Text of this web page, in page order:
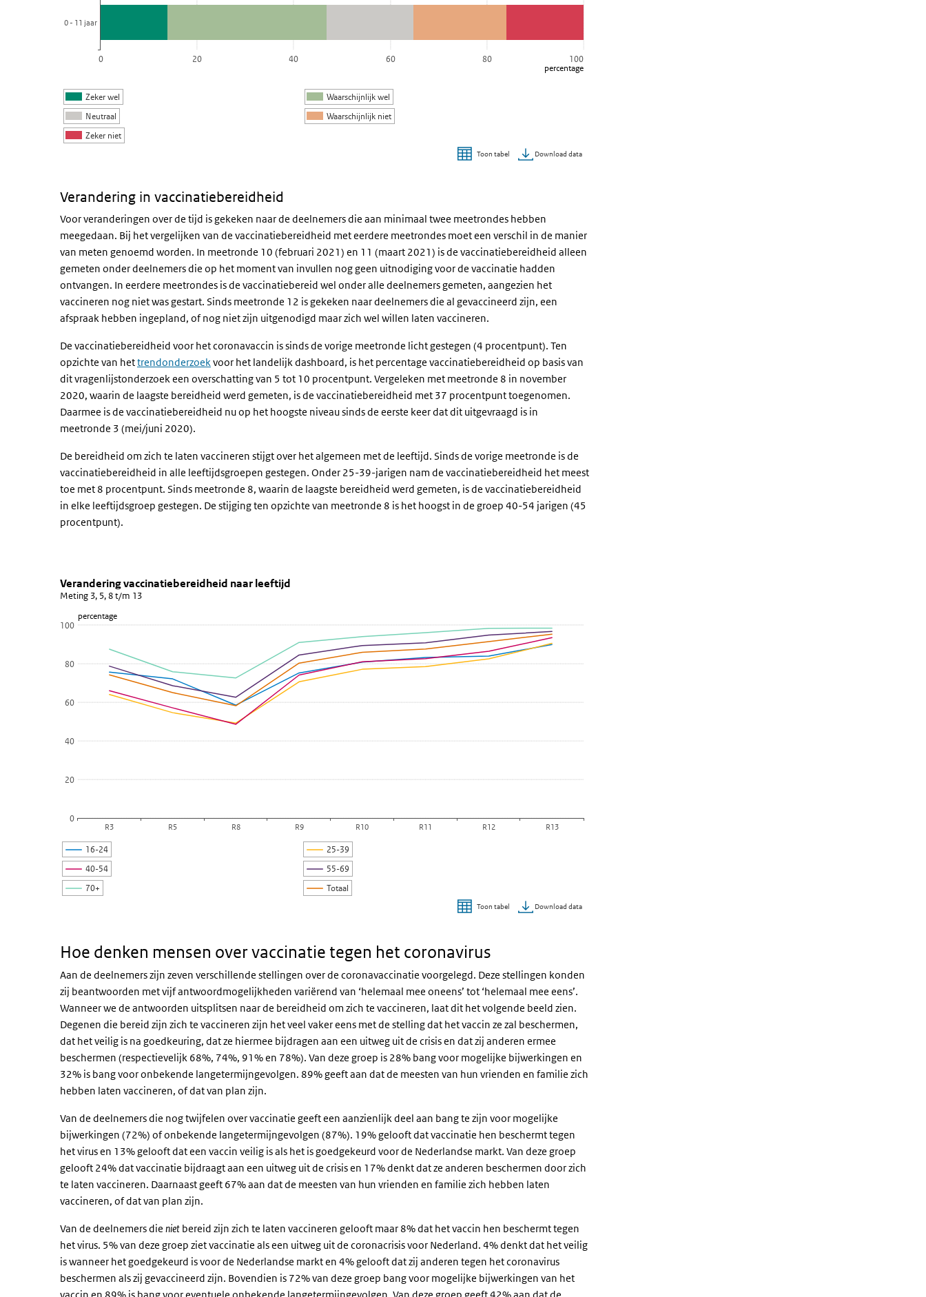
percentage
Zeker wel
Waarschijnlijk wel
Neutraal
Waarschijnlijk niet
Zeker niet
0 20 40 60 80 100
0 - 11 jaar
Toon tabel Download data
Verandering in vaccinatiebereidheid
Voor veranderingen over de tijd is gekeken naar de deelnemers die aan minimaal twee meetrondes hebben
meegedaan. Bij het vergelijken van de vaccinatiebereidheid met eerdere meetrondes moet een verschil in de manier
van meten genoemd worden. In meetronde 10 (februari 2021) en 11 (maart 2021) is de vaccinatiebereidheid alleen
gemeten onder deelnemers die op het moment van invullen nog geen uitnodiging voor de vaccinatie hadden
ontvangen. In eerdere meetrondes is de vaccinatiebereid wel onder alle deelnemers gemeten, aangezien het
vaccineren nog niet was gestart. Sinds meetronde 12 is gekeken naar deelnemers die al gevaccineerd zijn, een
afspraak hebben ingepland, of nog niet zijn uitgenodigd maar zich wel willen laten vaccineren.
De vaccinatiebereidheid voor het coronavaccin is sinds de vorige meetronde licht gestegen (4 procentpunt). Ten
opzichte van hettrendonderzoekvoor het landelijk dashboard, is het percentage vaccinatiebereidheid op basis van
dit vragenlijstonderzoek een overschatting van 5 tot 10 procentpunt. Vergeleken met meetronde 8 in november
2020, waarin de laagste bereidheid werd gemeten, is de vaccinatiebereidheid met 37 procentpunt toegenomen.
Daarmee is de vaccinatiebereidheid nu op het hoogste niveau sinds de eerste keer dat dit uitgevraagd is in
meetronde 3 (mei/juni 2020).
De bereidheid om zich te laten vaccineren stijgt over het algemeen met de leeftijd. Sinds de vorige meetronde is de
vaccinatiebereidheid in alle leeftijdsgroepen gestegen. Onder 25-39-jarigen nam de vaccinatiebereidheid het meest
toe met 8 procentpunt. Sinds meetronde 8, waarin de laagste bereidheid werd gemeten, is de vaccinatiebereidheid
in elke leeftijdsgroep gestegen. De stijging ten opzichte van meetronde 8 is het hoogst in de groep 40-54 jarigen (45
procentpunt).
Verandering vaccinatiebereidheid naar leeftijd
Sla de grafiek 'Verandering vaccinatiebereidheid naar leeftijd' over en ga naar de datatabel
Verandering vaccinatiebereidheid naar leeftijd
Meting 3, 5, 8 t/m 13
De grafiek heeft 1 X-as die categories weergeeft.
De grafiek heeft 1 Y-as die percentage weergeeft.
percentage
Verandering vaccinatiebereidheid naar leeftijd
Meting 3, 5, 8 t/m 13
16-24
25-39
40-54
55-69
70+
Totaal
0
20
40
60
80
100
R3 R5 R8 R9 R10 R11 R12 R13
Toon tabel Download data
Hoe denken mensen over vaccinatie tegen het coronavirus
Aan de deelnemers zijn zeven verschillende stellingen over de coronavaccinatie voorgelegd. Deze stellingen konden
zij beantwoorden met vijf antwoordmogelijkheden variërend van ‘helemaal mee oneens’ tot ‘helemaal mee eens’.
Wanneer we de antwoorden uitsplitsen naar de bereidheid om zich te vaccineren, laat dit het volgende beeld zien.
Degenen die bereid zijn zich te vaccineren zijn het veel vaker eens met de stelling dat het vaccin ze zal beschermen,
dat het veilig is na goedkeuring, dat ze hiermee bijdragen aan een uitweg uit de crisis en dat zij anderen ermee
beschermen (respectievelijk 68%, 74%, 91% en 78%). Van deze groep is 28% bang voor mogelijke bijwerkingen en
32% is bang voor onbekende langetermijngevolgen. 89% geeft aan dat de meesten van hun vrienden en familie zich
hebben laten vaccineren, of dat van plan zijn.
Van de deelnemers die nog twijfelen over vaccinatie geeft een aanzienlijk deel aan bang te zijn voor mogelijke
bijwerkingen (72%) of onbekende langetermijngevolgen (87%). 19% gelooft dat vaccinatie hen beschermt tegen
het virus en 13% gelooft dat een vaccin veilig is als het is goedgekeurd voor de Nederlandse markt. Van deze groep
gelooft 24% dat vaccinatie bijdraagt aan een uitweg uit de crisis en 17% denkt dat ze anderen beschermen door zich
te laten vaccineren. Daarnaast geeft 67% aan dat de meesten van hun vrienden en familie zich hebben laten
vaccineren, of dat van plan zijn.
Van de deelnemers die niet bereid zijn zich te laten vaccineren gelooft maar 8% dat het vaccin hen beschermt tegen
het virus. 5% van deze groep ziet vaccinatie als een uitweg uit de coronacrisis voor Nederland. 4% denkt dat het veilig
is wanneer het goedgekeurd is voor de Nederlandse markt en 4% gelooft dat zij anderen tegen het coronavirus
beschermen als zij gevaccineerd zijn. Bovendien is 72% van deze groep bang voor mogelijke bijwerkingen van het